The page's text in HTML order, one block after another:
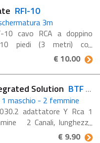
RFI-10
3m
10 cavo RCA a doppino
piedi (3 metri) con
intrecciata Cavo RCA a
da 3m, 100% rame senza
...
€ 10.00
Solution BTF 030.2
maschio - 2 femmine
adattatore Y Rca 1
2 Canali, lunghezza
"BT", interconnnnesioni
€ 9.90